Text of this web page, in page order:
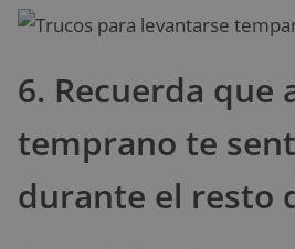
6. Recuerda que
temprano te
durante el resto